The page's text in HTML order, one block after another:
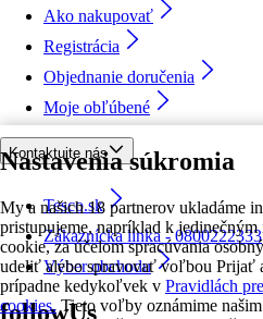
Nastavenia súkromia
My a našich 18 partnerov ukladáme
pristupujeme, napríklad k
cookie, za účelom spracúvania
udeliť alebo spravovať voľbou Prijať
prípadne kedykoľvek v Pravidlách
cookies. Tieto voľby oznámime
Ako nakupovať
Registrácia
Objednanie doručenia
Moje obľúbené
Kontaktujte nás
Tesco.sk
Zákaznícka linka - 0800222333
Výber obchodu
followUs